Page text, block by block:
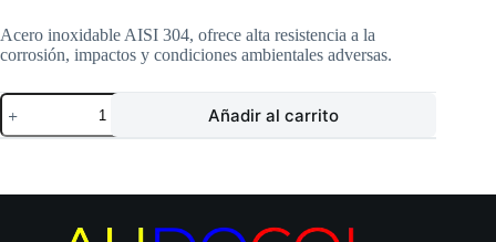
Acero inoxidable AISI 304, ofrece alta resistencia a la
corrosión, impactos y condiciones ambientales adversas.
Motor
Pearl
|
|
Añadir al carrito